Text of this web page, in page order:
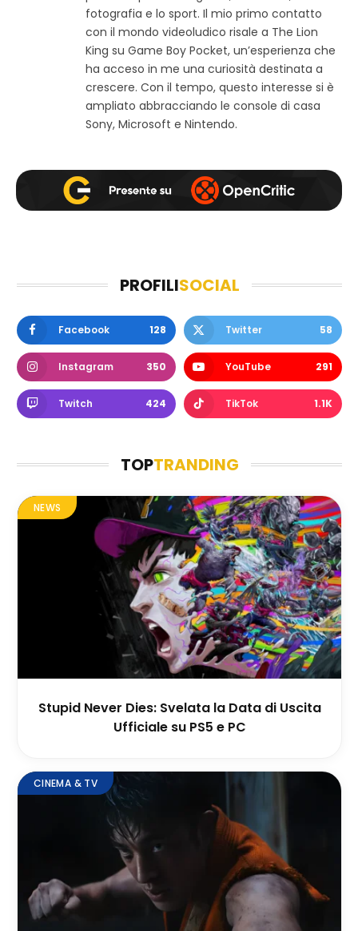
w
b
a
m
fotografia e lo sport. Il mio primo contatto
con il mondo videoludico risale a The Lion
King su Game Boy Pocket, un’esperienza che
ha acceso in me una curiosità destinata a
crescere. Con il tempo, questo interesse si è
ampliato abbracciando le console di casa
Sony, Microsoft e Nintendo.
PROFILISOCIAL
Facebook 128 Twitter 58
Instagram 350 YouTube 291
Twitch 424 TikTok 1.1K
TOPTRANDING
NEWS
Stupid Never Dies: Svelata la Data di Uscita
Ufficiale su PS5 e PC
CINEMA & TV